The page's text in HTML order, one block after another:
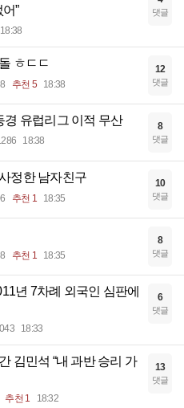
”
18:38
댓글
ㅎㄷㄷ
추천 5 18:38
12
댓글
경 유럽리그 이적 무산
18:38
8
댓글
정한 남자친구
추천 1 18:35
10
댓글
추천 1 18:35
8
댓글
년 7차례 외국인 심판에
18:33
6
댓글
김민석 “내 과반 승리 가
추천 1 18:32
13
댓글